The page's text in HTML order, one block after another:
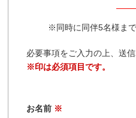
※同時に同伴5名様ま
必要事項をご入力の上、送
※印は必須項目です。
お名前 ※